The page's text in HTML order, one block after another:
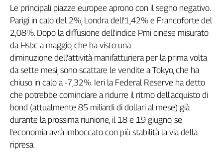
Welfare
Italia
Internazionale
Culture
Filcams
Filctem
Fillea
Filt
Fiom
Fisac
Le principali piazze europee aprono con il segno negativo.
Parigi in calo del 2%, Londra dell'1,42% e Francoforte del
2,08%. Dopo la diffusione dell'indice Pmi cinese misurato
da Hsbc a maggio, che ha visto una
diminuzione dell'attività manifatturiera per la prima volta
da sette mesi, sono scattare le vendite a Tokyo, che ha
chiuso in calo a -7,32%. Ieri la Federal Reserve ha detto
che potrebbe cominciare a ridurre il ritmo dell'acquisto di
bond (attualmente 85 miliardi di dollari al mese) già
durante la prossima riunione, il 18 e 19 giugno, se
l'economia avrà imboccato con più stabilità la via della
ripresa.